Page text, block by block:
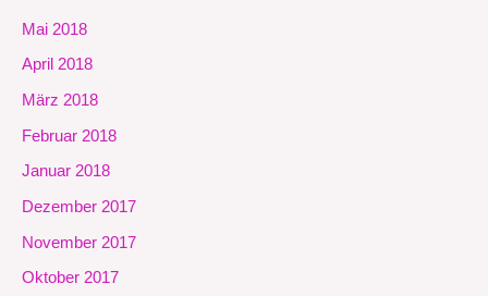
Mai 2018
April 2018
März 2018
Februar 2018
Januar 2018
Dezember 2017
November 2017
Oktober 2017